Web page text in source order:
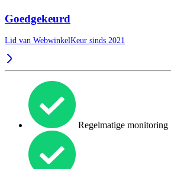
Goedgekeurd
Lid van WebwinkelKeur sinds 2021
Regelmatige monitoring